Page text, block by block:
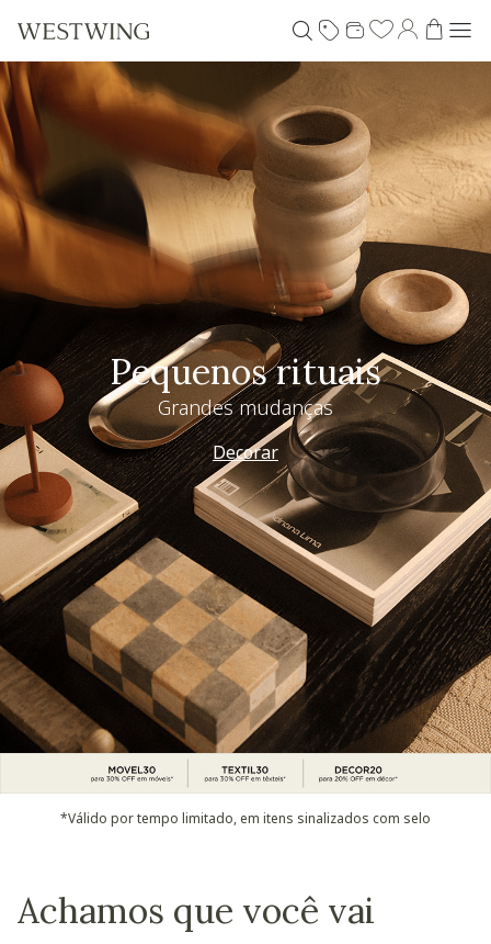
Pequenos rituais
Grandes mudanças
Decorar
*Válido por tempo limitado, em itens sinalizados com selo
Achamos que você vai